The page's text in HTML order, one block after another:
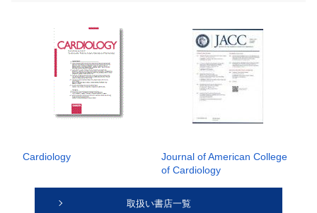
Cardiology
Journal of American College
of Cardiology
取扱い書店一覧